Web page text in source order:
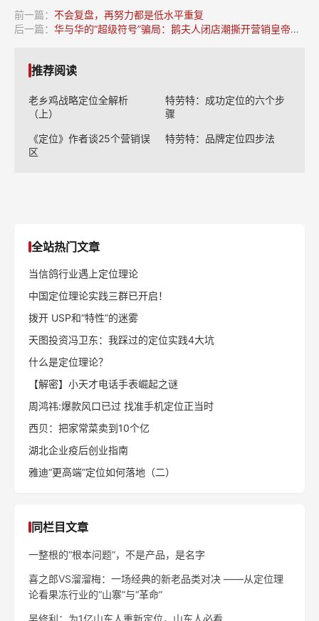
前一篇： 不会复盘，再努力都是低水平重复
后一篇： 华与华的“超级符号”骗局：鹅夫人闭店潮撕开营销皇帝的新衣
推荐阅读
老乡鸡战略定位全解析
（上）
特劳特：成功定位的六个步
骤
《定位》作者谈25个营销误
区
特劳特：品牌定位四步法
全站热门文章
当信鸽行业遇上定位理论
中国定位理论实践三群已开启！
拨开 USP和“特性”的迷雾
天图投资冯卫东：我踩过的定位实践4大坑
什么是定位理论？
【解密】小天才电话手表崛起之谜
周鸿祎:爆款风口已过 找准手机定位正当时
西贝：把家常菜卖到10个亿
湖北企业疫后创业指南
雅迪“更高端”定位如何落地（二）
同栏目文章
一整根的“根本问题”，不是产品，是名字
喜之郎VS溜溜梅：一场经典的新老品类对决 ——从定位理
论看果冻行业的“山寨”与“革命”